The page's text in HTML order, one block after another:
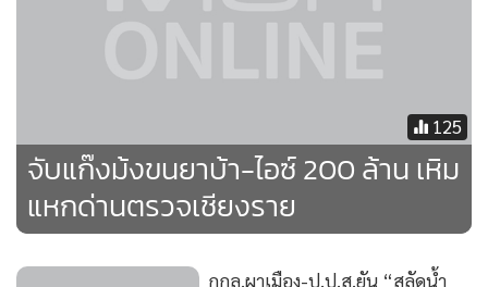
125
จับแก๊งม้งขนยาบ้า-ไอซ์ 200 ล้าน เหิม
แหกด่านตรวจเชียงราย
กกล.ผาเมือง-ป.ป.ส.ยัน “สลัดน้ำ